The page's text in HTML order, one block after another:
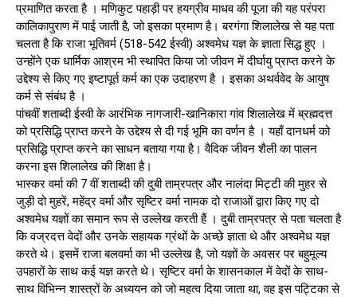
प्रमाणित करता है । मणिकुट पहाड़ी पर हयग्रीव माधव की पूजा की यह परंपरा
कालिकापुराण में पाई जाती है, जो इसका प्रमाण है। बरगंगा शिलालेख से यह पता
चलता है कि राजा भूतिवर्म (518-542 ईस्वी) अश्वमेध यज्ञ के ज्ञाता सिद्ध हुए ।
उन्होंने एक धार्मिक आश्रम भी स्थापित किया जो जीवन में दीर्घायु प्राप्त करने के
उद्देश्य से किए गए इष्टापूर्त कर्म का एक उदाहरण है । इसका अथर्ववेद के आयुष
कर्म से संबंध है ।
पांचवीं शताब्दी ईस्वी के आरंभिक नागजारी-खानिकारा गांव शिलालेख में ब्रह्मदत्त
को प्रसिद्धि प्राप्त करने के उद्देश्य से दी गई भूमि का वर्णन है । यहाँ दानधर्म को
प्रसिद्धि प्राप्त करने का साधन बताया गया है। वैदिक जीवन शैली का पालन
करना इस शिलालेख की शिक्षा है।
भास्कर वर्मा की 7 वीं शताब्दी की दुबी ताम्रपत्र और नालंदा मिट्टी की मुहर से
जुड़ी दो मुहरें, महेंद्र वर्मा और सृष्टिर वर्मा नामक दो राजाओं द्वारा किए गए दो
अश्वमेध यज्ञों का समान रूप से उल्लेख करती हैं । दुबी ताम्रपत्र से पता चलता है
कि वज्रदत्त वेदों और उनके सहायक ग्रंथों के अच्छे ज्ञाता थे और अश्वमेध यज्ञ
करते थे। इसमें राजा बलवर्मा का भी उल्लेख है, जो यज्ञों के अवसर पर बहुमूल्य
उपहारों के साथ कई यज्ञ करते थे। सृष्टिर वर्मा के शासनकाल में वेदों के साथ-
साथ विभिन्न शास्त्रों के अध्ययन को जो महत्व दिया जाता था, वह इस पट्टिका से